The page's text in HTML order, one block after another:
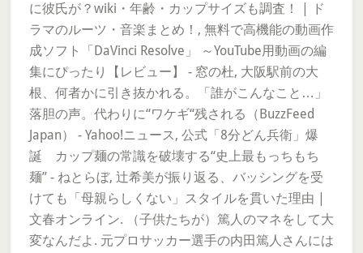
に彼氏が？wiki・年齢・カップサイズも調査！ | ド
ラマのルーツ・音楽まとめ！, 無料で高機能の動画作
成ソフト「DaVinci Resolve」 ～YouTube用動画の編
集にぴったり【レビュー】 - 窓の杜, 大阪駅前の大
根、何者かに引き抜かれる。「誰がこんなこと…」
落胆の声。代わりに“ワケギ“残される（BuzzFeed
Japan） - Yahoo!ニュース, 公式「8分どん兵衛」爆
誕 カップ麺の常識を破壊する“史上最もっちもち
麺” - ねとらぼ, 辻希美が振り返る、バッシングを受
けても「母親らしくない」スタイルを貫いた理由 |
文春オンライン. （子供たちが）篤人のマネをして大
変なんだよ. 元プロサッカー選手の内田篤人さんには